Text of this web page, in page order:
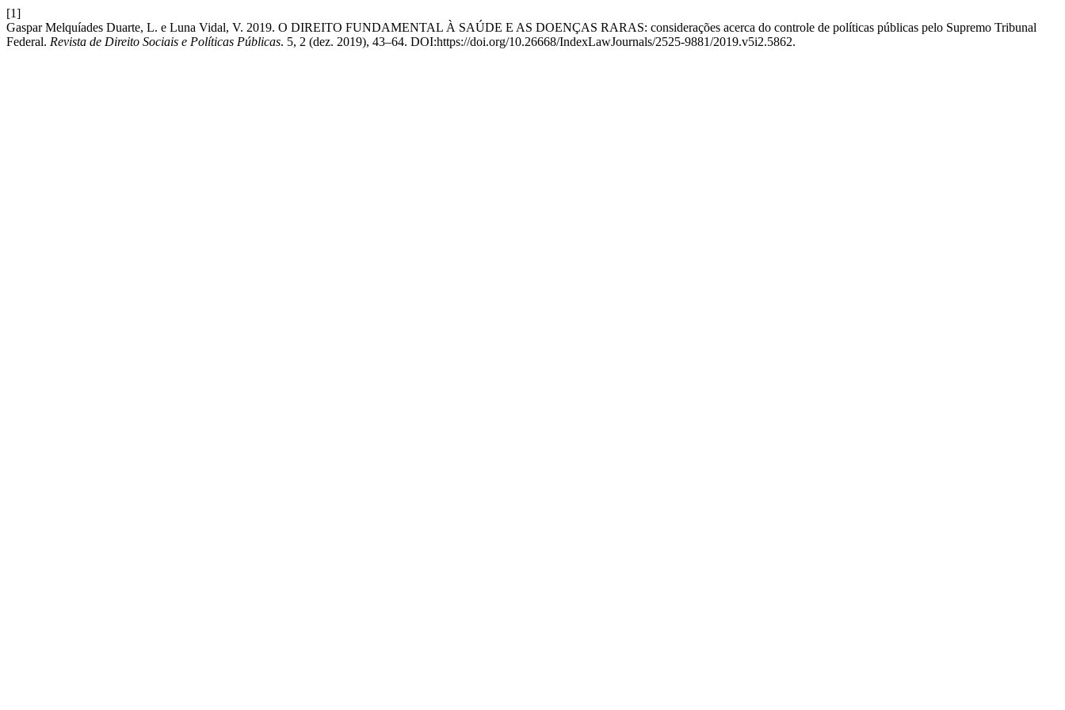
[1]
Gaspar Melquíades Duarte, L. e Luna Vidal, V. 2019. O DIREITO FUNDAMENTAL À SAÚDE E AS DOENÇAS RARAS: considerações acerca do controle de políticas públicas pelo Supremo Tribunal
Federal. Revista de Direito Sociais e Políticas Públicas. 5, 2 (dez. 2019), 43–64. DOI:https://doi.org/10.26668/IndexLawJournals/2525-9881/2019.v5i2.5862.